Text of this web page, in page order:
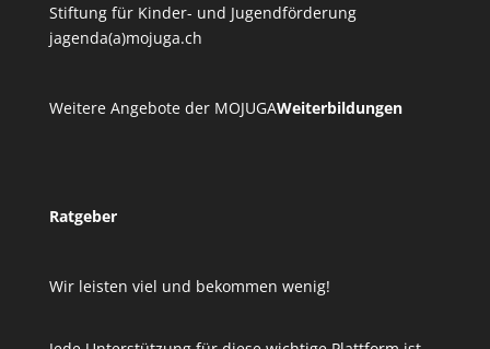
Stiftung für Kinder- und Jugendförderung
jagenda(a)mojuga.ch
Weitere Angebote der MOJUGAWeiterbildungen
Ratgeber
Wir leisten viel und bekommen wenig!